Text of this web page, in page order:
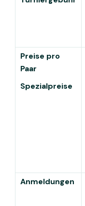
Preise pro
Paar
Spezialpreise
Anmeldungen